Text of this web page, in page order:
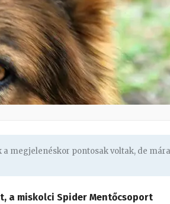
megjelenéskor pontosak voltak, de mára
a miskolci Spider Mentőcsoport